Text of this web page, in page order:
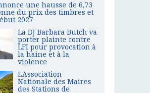
une hausse de 6,73
du prix des timbres et
2027
La DJ Barbara Butch va
porter plainte contre
LFI pour provocation à
la haine et à la
violence
L'Association
Nationale des Maires
des Stations de